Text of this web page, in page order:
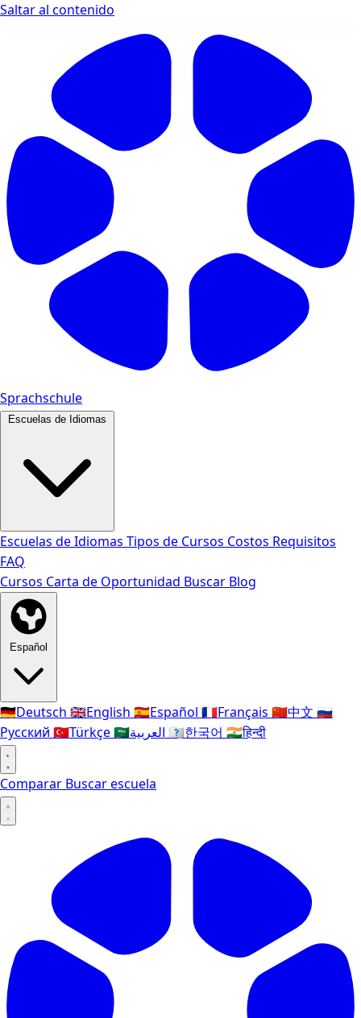
Saltar al contenido
Sprachschule
Escuelas de Idiomas
Escuelas de Idiomas Tipos de Cursos Costos Requisitos
FAQ
Cursos Carta de Oportunidad Buscar Blog
Español
🇩🇪Deutsch 🇬🇧English 🇪🇸Español 🇫🇷Français 🇨🇳中文 🇷🇺
Русский 🇹🇷Türkçe🇸🇦 🇰🇷한국어 🇮🇳हिन्दी
Comparar Buscar escuela